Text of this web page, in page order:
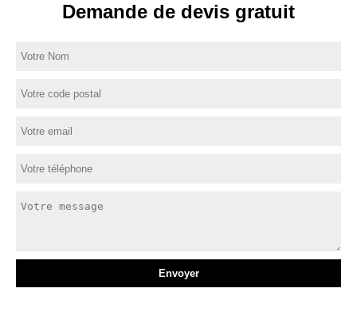
Demande de devis gratuit